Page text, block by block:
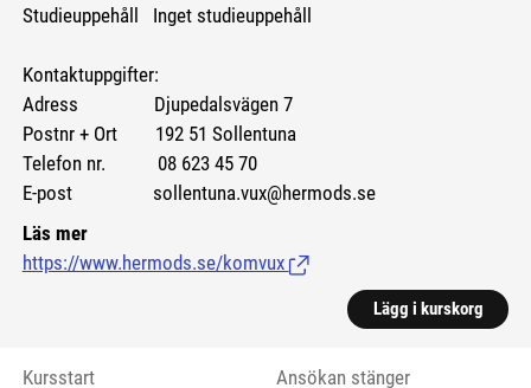
Studieuppehåll Inget studieuppehåll
Kontaktuppgifter:
Adress Djupedalsvägen 7
Postnr + Ort 192 51 Sollentuna
Telefon nr. 08 623 45 70
E-post sollentuna.vux@hermods.se
Läs mer
https://www.hermods.se/komvux (Länk till extern sida.)
Lägg i kurskorg
Kursstart Ansökan stänger